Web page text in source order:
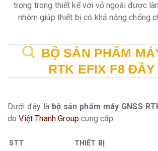
trọng trong thiết kế với vỏ ngoài được
nhôm giúp thiết bị có khả năng chống
BỘ SẢN PHẨM
RTK EFIX F8
Dưới đây là bộ sản phẩm máy GNSS
doViệt Thanh Group cung cấp:
STT THIẾT BỊ